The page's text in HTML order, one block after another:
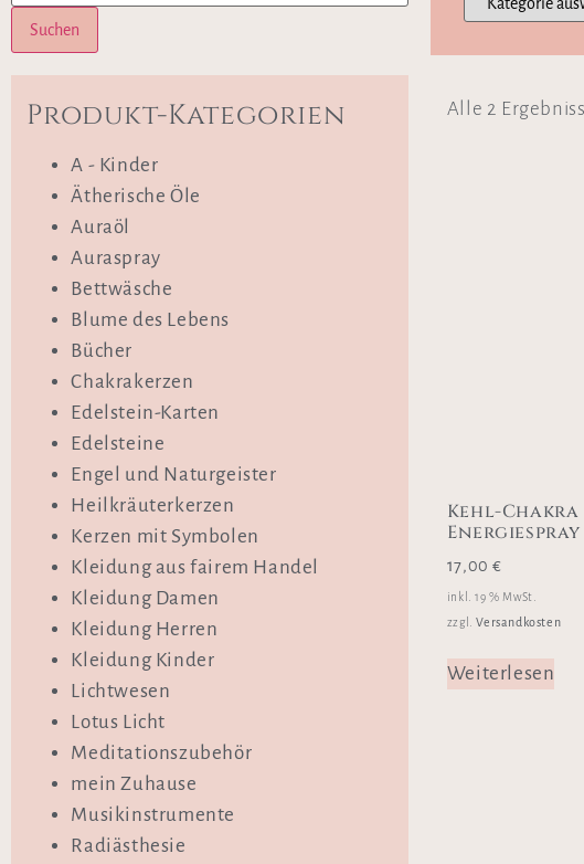
Suchen
Produkt-Kategorien
A - Kinder
Ätherische Öle
Auraöl
Auraspray
Bettwäsche
Blume des Lebens
Bücher
Chakrakerzen
Edelstein-Karten
Edelsteine
Engel und Naturgeister
Heilkräuterkerzen
Kerzen mit Symbolen
Kleidung aus fairem Handel
Kleidung Damen
Kleidung Herren
Kleidung Kinder
Lichtwesen
Lotus Licht
Meditationszubehör
mein Zuhause
Musikinstrumente
Radiästhesie
Alle 2
Kehl-Chakra
17,00€
inkl. 19 % MwSt.
zzgl.Versandkosten
Weiterlesen